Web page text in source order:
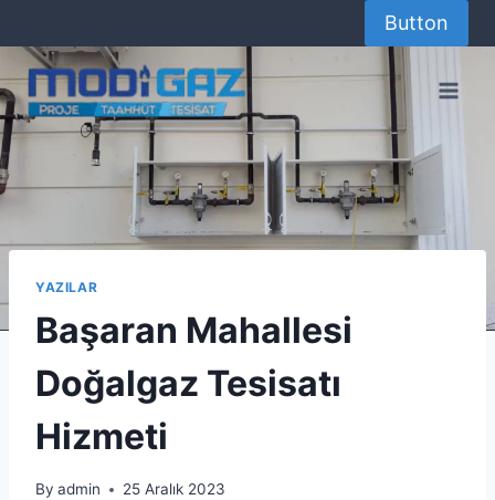
to
content
Button
YAZILAR
Başaran Mahallesi
Doğalgaz Tesisatı
Hizmeti
By admin 25 Aralık 2023